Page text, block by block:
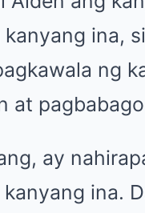
ina,
ng
at
ay
ina.